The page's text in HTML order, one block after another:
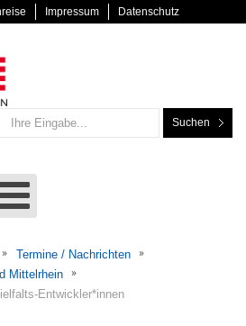
Impressum Datenschutz
Suchen
Termine / Nachrichten
Mittelrhein
Entwickler*innen